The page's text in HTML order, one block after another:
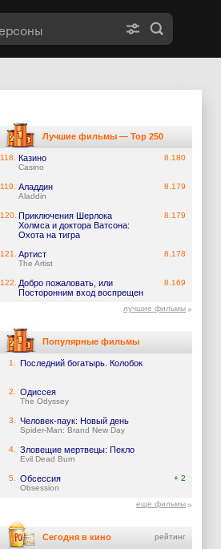
Лучшие фильмы — Top 250
118. Казино
Casino
8.180
119. Аладдин
Aladdin
8.179
120. Приключения Шерлока
Холмса и доктора Ватсона:
Охота на тигра
8.179
121. Артист
The Artist
8.178
122.
Добро пожаловать, или
Посторонним вход воспрещен
8.169
лучшие фильмы
Популярные фильмы
1. Последний богатырь. Колобок
2. Одиссея
The Odyssey
3. Человек-паук: Новый день
Spider-Man: Brand New Day
4. Зловещие мертвецы: Пекло
Evil Dead Burn
5. Обсессия
Obsession
+ 2
еще фильмы
Сегодня в кино рейтинг